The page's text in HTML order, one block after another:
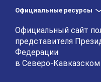
Официальные ресурсы
Официальный сайт
представителя
Федерации
в Северо-